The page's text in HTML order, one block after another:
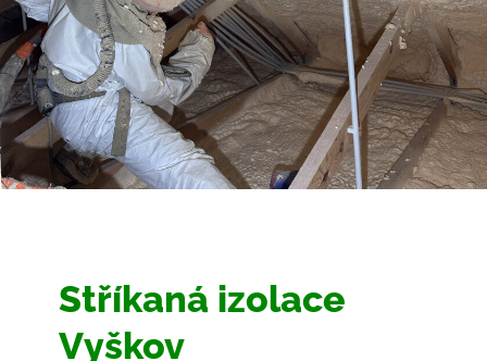
Stříkaná izolace
Vyškov